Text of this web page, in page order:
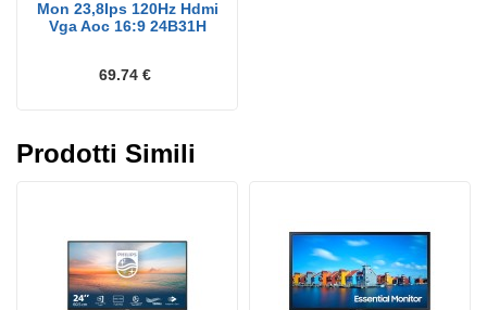
Mon 23,8Ips 120Hz Hdmi
Vga Aoc 16:9 24B31H
69.74 €
Prodotti Simili